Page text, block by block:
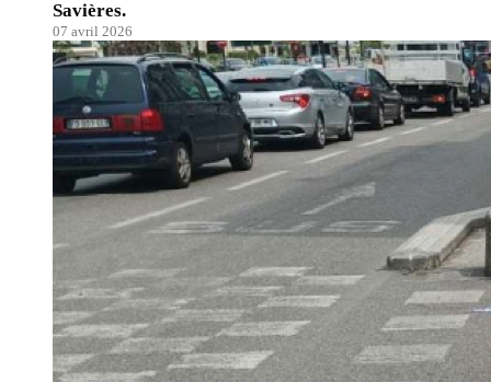
Savières.
07 avril 2026